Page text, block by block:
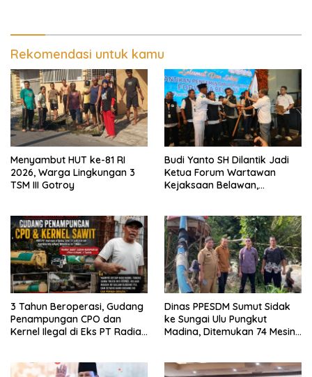
MBG
Rekomendasi untuk kamu
Menyambut HUT ke-81 RI
2026, Warga Lingkungan 3
TSM III Gotroy
Budi Yanto SH Dilantik Jadi
Ketua Forum Wartawan
Kejaksaan Belawan,
Pendampingan Hukum dan
Ekomoni Semua Anggota
3 Tahun Beroperasi, Gudang
Penampungan CPO dan
Kernel Ilegal di Eks PT Radian
Dinas PPESDM Sumut Sidak
ke Sungai Ulu Pungkut
Madina, Ditemukan 74 Mesin
Rusak